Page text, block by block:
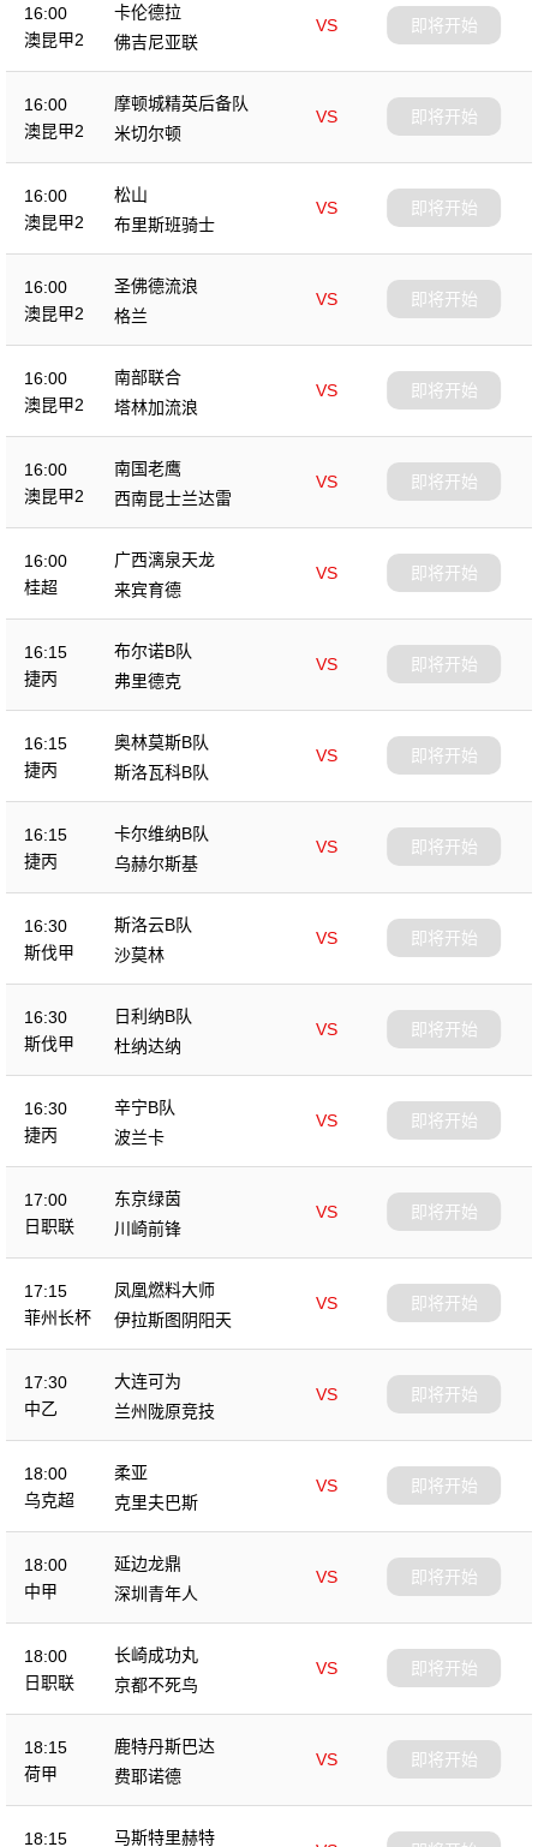
16:00
澳昆甲2
卡伦德拉
VS
佛吉尼亚联
即将开始
16:00
澳昆甲2
摩顿城精英后备队
VS
米切尔顿
即将开始
16:00
澳昆甲2
松山
VS
布里斯班骑士
即将开始
16:00
澳昆甲2
圣佛德流浪
VS
格兰
即将开始
16:00
澳昆甲2
南部联合
VS
塔林加流浪
即将开始
16:00
澳昆甲2
南国老鹰
VS
西南昆士兰达雷
即将开始
16:00
桂超
广西漓泉天龙
VS
来宾育德
即将开始
16:15
捷丙
布尔诺B队
VS
弗里德克
即将开始
16:15
捷丙
奥林莫斯B队
VS
斯洛瓦科B队
即将开始
16:15
捷丙
卡尔维纳B队
VS
乌赫尔斯基
即将开始
16:30
斯伐甲
斯洛云B队
VS
沙莫林
即将开始
16:30
斯伐甲
日利纳B队
VS
杜纳达纳
即将开始
16:30
捷丙
辛宁B队
VS
波兰卡
即将开始
17:00
日职联
东京绿茵
VS
川崎前锋
即将开始
17:15
菲州长杯
凤凰燃料大师
VS
伊拉斯图阴阳天
即将开始
17:30
中乙
大连可为
VS
兰州陇原竞技
即将开始
18:00
乌克超
柔亚
VS
克里夫巴斯
即将开始
18:00
中甲
延边龙鼎
VS
深圳青年人
即将开始
18:00
日职联
长崎成功丸
VS
京都不死鸟
即将开始
18:15
荷甲
鹿特丹斯巴达
VS
费耶诺德
即将开始
18:15 马斯特里赫特